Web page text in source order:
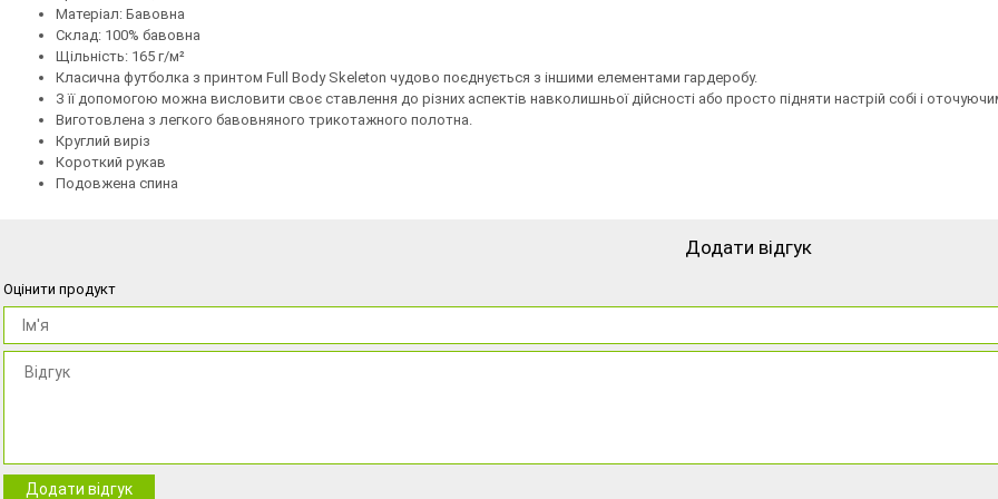
Матеріал: Бавовна
Склад: 100% бавовна
Щільність: 165 г/м²
Класична футболка з принтом Full Body Skeleton чудово поєднується з іншими елементами гардеробу.
З її допомогою можна висловити своє ставлення до різних аспектів навколишньої дійсності або просто підняти настрій собі і
Виготовлена з легкого бавовняного трикотажного полотна.
Круглий виріз
Короткий рукав
Подовжена спина
Додати відгук
Оцінити продукт
Додати відгук